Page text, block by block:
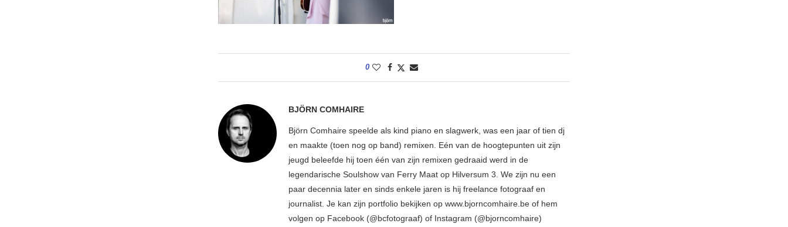
0
BJÖRN COMHAIRE
Björn Comhaire speelde als kind piano en slagwerk, was een jaar of tien dj
en maakte (toen nog op band) remixen. Eén van de hoogtepunten uit zijn
jeugd beleefde hij toen één van zijn remixen gedraaid werd in de
legendarische Soulshow van Ferry Maat op Hilversum 3. We zijn nu een
paar decennia later en sinds enkele jaren is hij freelance fotograaf en
journalist. Je kan zijn portfolio bekijken op www.bjorncomhaire.be of hem
volgen op Facebook (@bcfotograaf) of Instagram (@bjorncomhaire)